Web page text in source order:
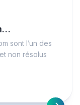
sont l’un des
non résolus